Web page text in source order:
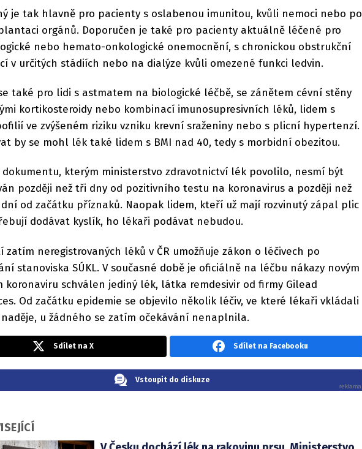
je tak hlavně pro pacienty s oslabenou imunitou, kvůli nemoci nebo po
orgánů. Doporučen je také pro pacienty aktuálně léčené pro
nebo hemato-onkologické onemocnění, s chronickou obstrukční
v určitých stádiích nebo na dialýze kvůli omezené funkci ledvin.
také pro lidi s astmatem na biologické léčbě, se zánětem cévní stěny
kortikosteroidy nebo kombinací imunosupresivních léků, lidem s
ve zvýšeném riziku vzniku krevní sraženiny nebo s plicní hypertenzí.
by se mohl lék také lidem s BMI nad 40, tedy s morbidní obezitou.
dokumentu, kterým ministerstvo zdravotnictví lék povolilo, nesmí být
později než tři dny od pozitivního testu na koronavirus a později než
od začátku příznaků. Naopak lidem, kteří už mají rozvinutý zápal plic
dodávat kyslík, ho lékaři podávat nebudou.
zatím neregistrovaných léků v ČR umožňuje zákon o léčivech po
stanoviska SÚKL. V současné době je oficiálně na léčbu nákazy novým
koronaviru schválen jediný lék, látka remdesivir od firmy Gilead
Od začátku epidemie se objevilo několik léčiv, ve které lékaři vkládali
u žádného se zatím očekávání nenaplnila.
Sdílet na X Sdílet na Facebooku
Vstoupit do diskuze